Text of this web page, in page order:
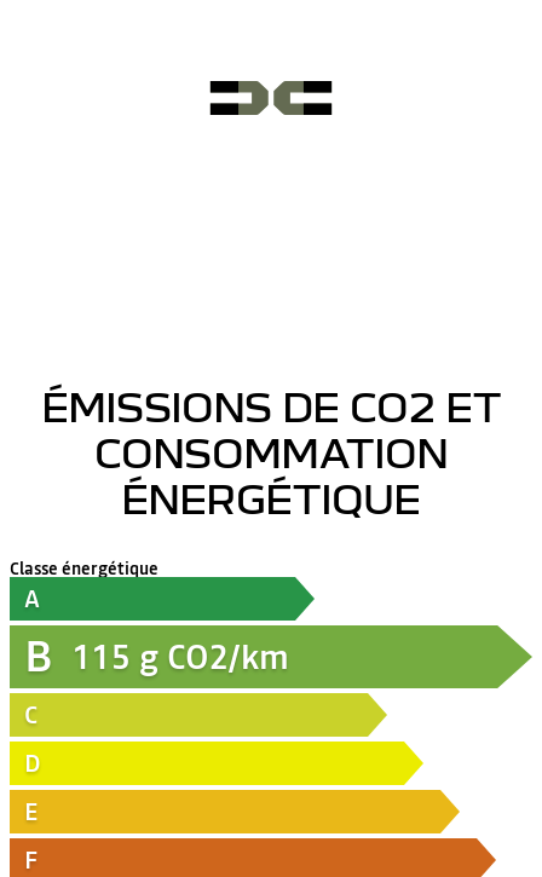
ÉMISSIONS DE CO2 ET
CONSOMMATION
ÉNERGÉTIQUE
Classe énergétique
A
B 115 g CO2/km
C
D
E
F